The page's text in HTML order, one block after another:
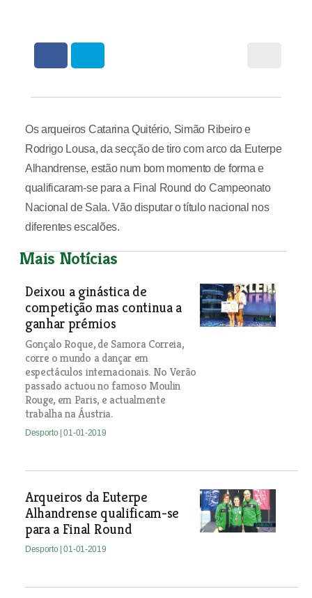
Os arqueiros Catarina Quitério, Simão Ribeiro e
Rodrigo Lousa, da secção de tiro com arco da Euterpe
Alhandrense, estão num bom momento de forma e
qualificaram-se para a Final Round do Campeonato
Nacional de Sala. Vão disputar o título nacional nos
diferentes escalões.
Mais Notícias
Deixou a ginástica de
competição mas continua a
ganhar prémios
Gonçalo Roque, de Samora Correia,
corre o mundo a dançar em
espectáculos internacionais. No Verão
passado actuou no famoso Moulin
Rouge, em Paris, e actualmente
trabalha na Áustria.
Desporto | 01-01-2019
Arqueiros da Euterpe
Alhandrense qualificam-se
para a Final Round
Desporto | 01-01-2019